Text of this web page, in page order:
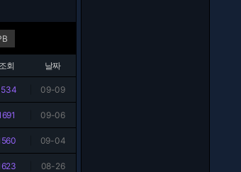
조회 날짜
09-09
09-06
09-04
08-26